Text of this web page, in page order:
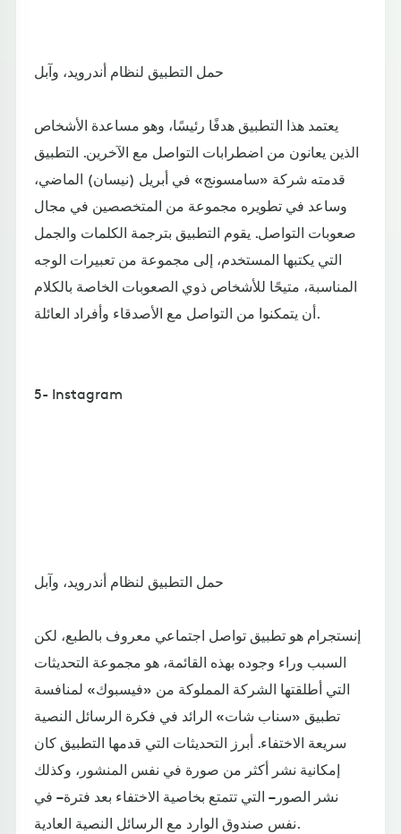
حمل التطبيق لنظام أندرويد، وآبل
يعتمد هذا التطبيق هدفًا رئيسًا، وهو مساعدة الأشخاص
الذين يعانون من اضطرابات التواصل مع الآخرين. التطبيق
قدمته شركة «سامسونج» في أبريل (نيسان) الماضي،
وساعد في تطويره مجموعة من المتخصصين في مجال
صعوبات التواصل. يقوم التطبيق بترجمة الكلمات والجمل
التي يكتبها المستخدم، إلى مجموعة من تعبيرات الوجه
المناسبة، متيحًا للأشخاص ذوي الصعوبات الخاصة بالكلام
أن يتمكنوا من التواصل مع الأصدقاء وأفراد العائلة.
5- Instagram
حمل التطبيق لنظام أندرويد، وآبل
إنستجرام هو تطبيق تواصل اجتماعي معروف بالطبع، لكن
السبب وراء وجوده بهذه القائمة، هو مجموعة التحديثات
التي أطلقتها الشركة المملوكة من «فيسبوك» لمنافسة
تطبيق «سناب شات» الرائد في فكرة الرسائل النصية
سريعة الاختفاء. أبرز التحديثات التي قدمها التطبيق كان
إمكانية نشر أكثر من صورة في نفس المنشور، وكذلك
نشر الصور – التي تتمتع بخاصية الاختفاء بعد فترة – في
نفس صندوق الوارد مع الرسائل النصية العادية.